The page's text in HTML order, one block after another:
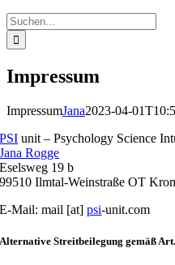
Suche
nach:
Impressum
ImpressumJana2023-04-
PSI unit – Psychology Science
Jana Rogge
Eselsweg 19 b
99510 Ilmtal-Weinstraße OT
E-Mail: mail [at]psi-unit.com
Alternative Streitbeilegung gemäß